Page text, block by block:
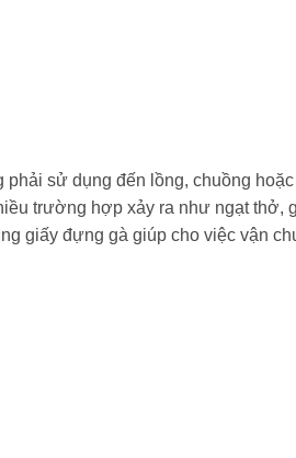
sử dụng đến lồng, chuồng hoặc
trường hợp xảy ra như ngạt thở,
giấy đựng gà giúp cho việc vận